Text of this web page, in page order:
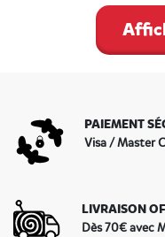
PAIEMENT
Visa / Master
LIVRAISON
Dès 70€ avec